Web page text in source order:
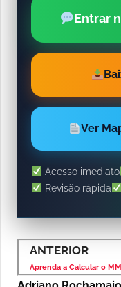
Entrar
Ver
Acesso imediato
Revisão rápida
ANTERIOR